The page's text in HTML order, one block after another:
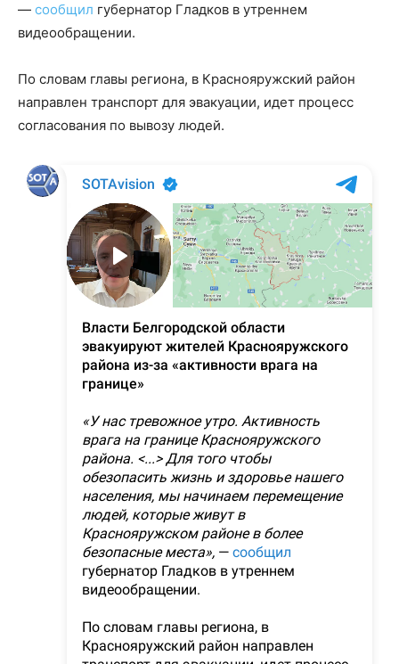
— сообщил губернатор Гладков в утреннем
видеообращении.
По словам главы региона, в Краснояружский район
направлен транспорт для эвакуации, идет процесс
согласования по вывозу людей.